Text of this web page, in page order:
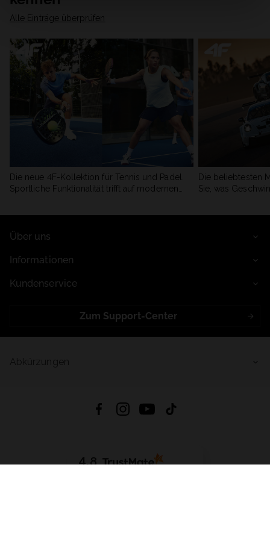
Alle Einträge überprüfen
Die neue 4F-Kollektion für Tennis und Padel.
Sportliche Funktionalität trifft auf modernen
Die beliebtesten
Sie, was
Über uns
Informationen
Kundenservice
Zum Support-Center
4.8